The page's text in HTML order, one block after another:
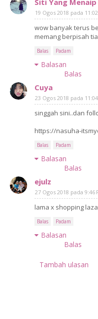
Siti Yang Menaip
19 Ogos 2018 pada
wow banyak terus
memang berpisah
Balas Padam
Balasan
Balas
Cuya
23 Ogos 2018 pada
singgah sini..dan
https://nasuha-
Balas Padam
Balasan
Balas
ejulz
27 Ogos 2018 pada 9:46
lama x shopping
Balas Padam
Balasan
Balas
Tambah ulasan